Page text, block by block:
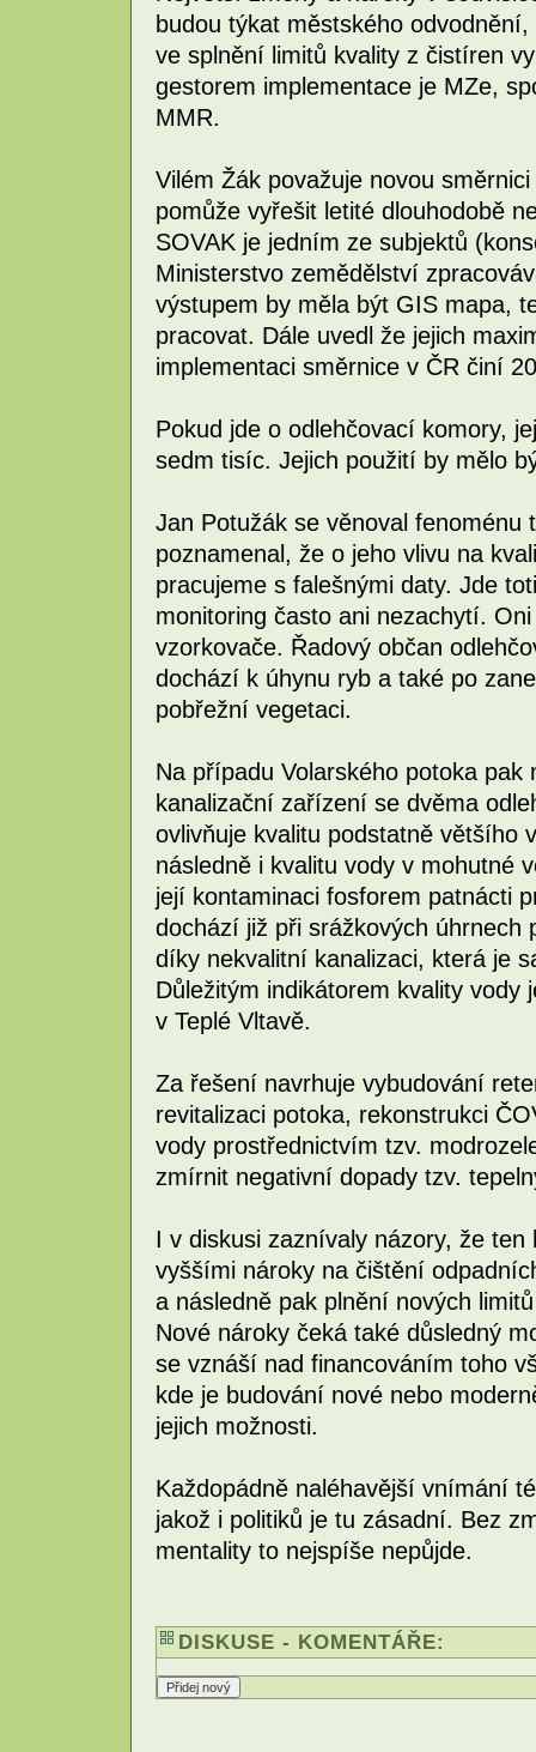
budou týkat městského
ve splnění limitů kvality z čistíren
gestorem implementace je MZe,
MMR.
Vilém Žák považuje novou
pomůže vyřešit letité dlouhodobě
SOVAK je jedním ze subjektů
Ministerstvo zemědělství
výstupem by měla být GIS mapa,
pracovat. Dále uvedl že jejich
implementaci směrnice v ČR činí
Pokud jde o odlehčovací komory,
sedm tisíc. Jejich použití by mělo
Jan Potužák se věnoval fenoménu
poznamenal, že o jeho vlivu na
pracujeme s falešnými daty. Jde
monitoring často ani nezachytí.
vzorkovače. Řadový občan
dochází k úhynu ryb a také po
pobřežní vegetaci.
Na případu Volarského potoka
kanalizační zařízení se dvěma
ovlivňuje kvalitu podstatně většího
následně i kvalitu vody v mohutné
její kontaminaci fosforem patnácti
dochází již při srážkových
díky nekvalitní kanalizaci, která je
Důležitým indikátorem kvality
v Teplé Vltavě.
Za řešení navrhuje vybudování
revitalizaci potoka, rekonstrukci
vody prostřednictvím tzv.
zmírnit negativní dopady tzv.
I v diskusi zaznívaly názory, že
vyššími nároky na čištění
a následně pak plnění nových
Nové nároky čeká také důsledný
se vznáší nad financováním toho
kde je budování nové nebo
jejich možnosti.
Každopádně naléhavější vnímání
jakož i politiků je tu zásadní. Bez
mentality to nejspíše nepůjde.
DISKUSE - KOMENTÁŘE: